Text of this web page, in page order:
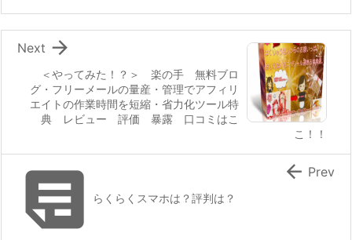
＜やってみた！？＞ 楽の手 無料ブロ
グ・フリーメールの量産・管理でアフィリ
エイトの作業時間を短縮・省力化ツール特
典 レビュー 評価 暴露 口コミはこ
こ！！

Next
 らくらくスマホは？評判は？
 Prev